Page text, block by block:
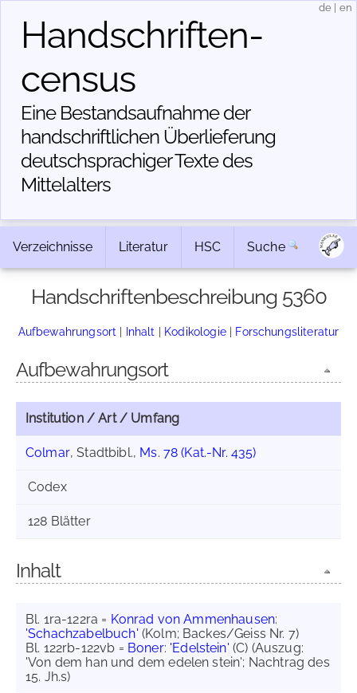
Handschriften­
census
Eine Bestandsaufnahme der
handschriftlichen Über­lieferung
deutschsprachiger Texte des
Mittelalters
de en
Verzeichnisse Literatur HSC Suche
Handschriftenbeschreibung 5360
Aufbewahrungsort | Inhalt | Kodikologie| Forschungsliteratur
Aufbewahrungsort
Institution / Art / Umfang
Colmar, Stadtbibl., Ms. 78 (Kat.-Nr. 435)
Codex
128 Blätter
Inhalt
Bl. 1ra-122ra = Konrad von Ammenhausen:
'Schachzabelbuch' (Kolm; Backes/Geiss Nr. 7)
Bl. 122rb-122vb = Boner: 'Edelstein' (C) (Auszug:
'Von dem han und dem edelen stein'; Nachtrag des
15. Jh.s)